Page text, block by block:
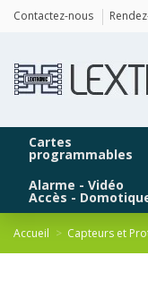
Contactez-nous
Cartes
programmables
Alarme - Vidéo
Accès -
Accueil Capteurs et
Panneau de gestion des